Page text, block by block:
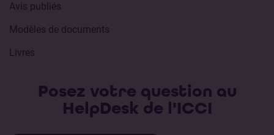
Avis publiés
Modèles de documents
Livres
Posez votre question au
HelpDesk de l'ICCI